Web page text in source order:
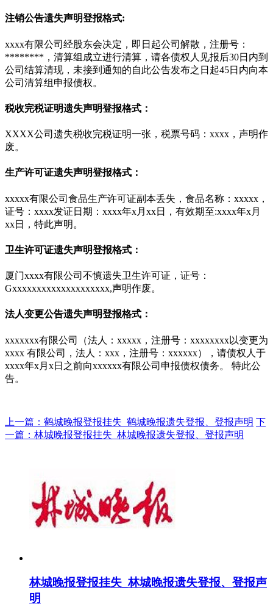
注销公告遗失声明登报格式:
xxxx有限公司经股东会决定，即日起公司解散，注册号：
********，清算组成立进行清算，请各债权人见报后30日内到
公司结算清现，未接到通知的自此公告发布之日起45日内向本
公司清算组申报债权。
税收完税证明遗失声明登报格式：
XXXX公司遗失税收完税证明一张，税票号码：xxxx，声明作
废。
生产许可证遗失声明登报格式：
xxxxx有限公司食品生产许可证副本丢失，食品名称：xxxxx，
证号：xxxx发证日期：xxxx年x月xx日，有效期至:xxxx年x月
xx日，特此声明。
卫生许可证遗失声明登报格式：
厦门xxxx有限公司不慎遗失卫生许可证，证号：
Gxxxxxxxxxxxxxxxxxxxx,声明作废。
法人变更公告遗失声明登报格式：
xxxxxxx有限公司（法人：xxxxx，注册号：xxxxxxxx以变更为
xxxx 有限公司，法人：xxx，注册号：xxxxxx），请债权人于
xxxx年x月x日之前向xxxxxx有限公司申报债权债务。 特此公
告。
上一篇：鹤城晚报登报挂失_鹤城晚报遗失登报、登报声明 下
一篇：林城晚报登报挂失_林城晚报遗失登报、登报声明
林城晚报登报挂失_林城晚报遗失登报、登报声
明